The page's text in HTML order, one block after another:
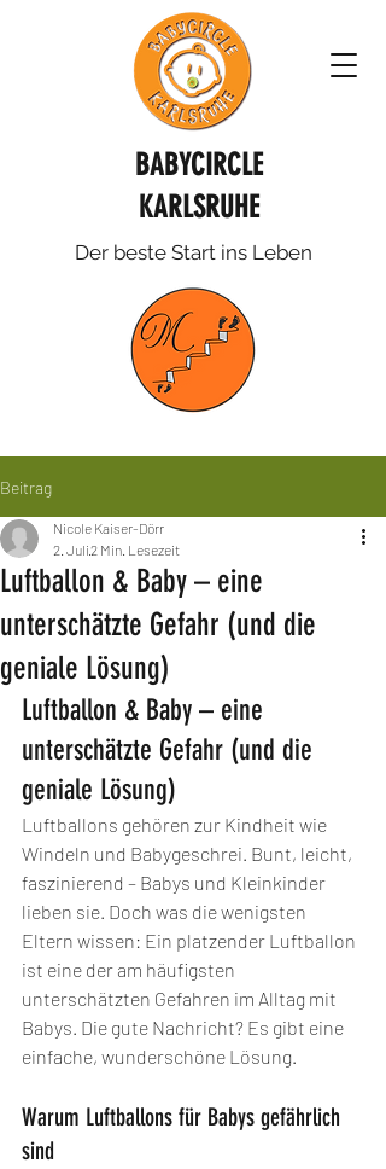
BABYCIRCLE
KARLSRUHE
Der beste Start ins Leben
Beitrag
Luftballon & Baby – eine
unterschätzte Gefahr (und die
geniale Lösung)
Nicole Kaiser-Dörr
2. Juli2 Min. Lesezeit
Luftballon & Baby – eine
unterschätzte Gefahr (und die
geniale Lösung)
Luftballons gehören zur Kindheit wie
Windeln und Babygeschrei. Bunt, leicht,
faszinierend – Babys und Kleinkinder
lieben sie. Doch was die wenigsten
Eltern wissen: Ein platzender Luftballon
ist eine der am häufigsten
unterschätzten Gefahren im Alltag mit
Babys. Die gute Nachricht? Es gibt eine
einfache, wunderschöne Lösung.
Warum Luftballons für Babys gefährlich
sind